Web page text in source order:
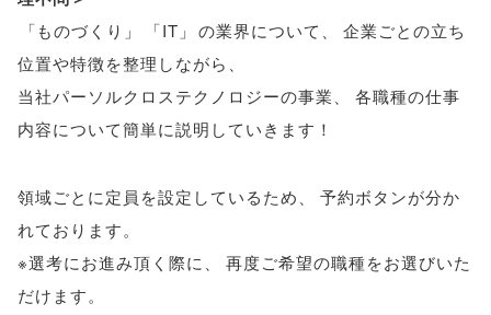
「ものづくり 」 「IT 」 の業界について
企業ごとの立ち
位置や特徴を整理しながら
当社パーソルクロステクノロジーの事業
各職種の仕事
内容について簡単に説明していきます！
領域ごとに定員を設定しているため
予約ボタンが分か
れております。
※選考にお進み頂く際に
再度ご希望の職種をお選びいた
だけます。